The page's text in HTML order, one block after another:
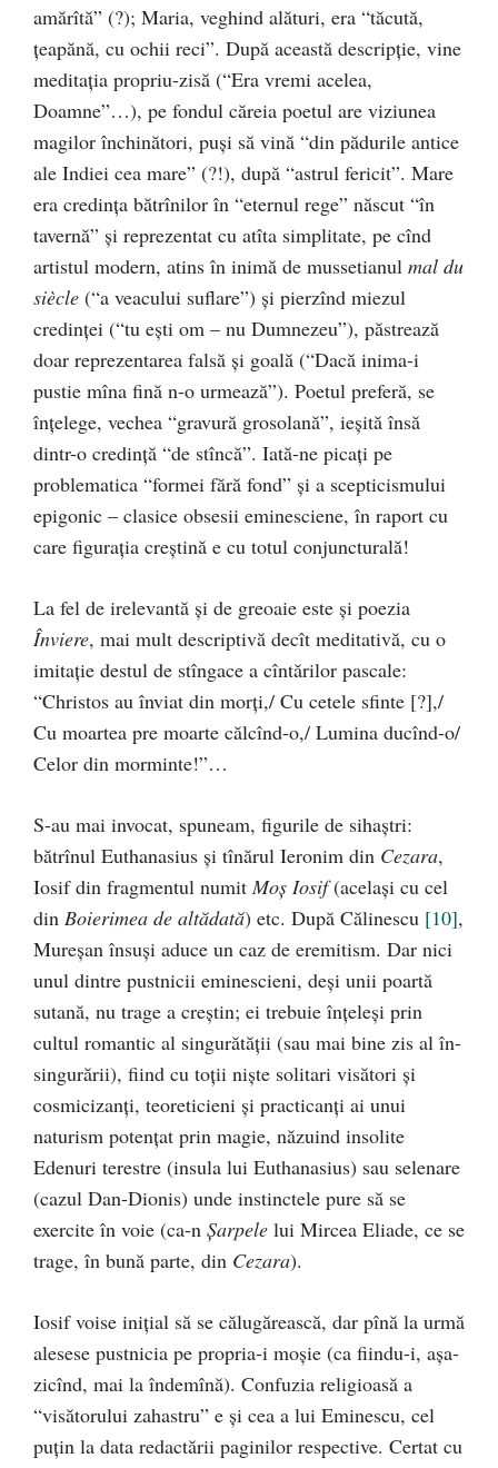
amărîtă” (?); Maria, veghind alături, era “tăcută,
ţeapănă, cu ochii reci”. După această descripţie, vine
meditaţia propriu-zisă (“Era vremi acelea,
Doamne”…), pe fondul căreia poetul are viziunea
magilor închinători, puşi să vină “din pădurile antice
ale Indiei cea mare” (?!), după “astrul fericit”. Mare
era credinţa bătrînilor în “eternul rege” născut “în
tavernă” şi reprezentat cu atîta simplitate, pe cînd
artistul modern, atins în inimă de mussetianul mal du
siècle (“a veacului suflare”) şi pierzînd miezul
credinţei (“tu eşti om – nu Dumnezeu”), păstrează
doar reprezentarea falsă şi goală (“Dacă inima-i
pustie mîna fină n-o urmează”). Poetul preferă, se
înţelege, vechea “gravură grosolană”, ieşită însă
dintr-o credinţă “de stîncă”. Iată-ne picaţi pe
problematica “formei fără fond” şi a scepticismului
epigonic – clasice obsesii eminesciene, în raport cu
care figuraţia creştină e cu totul conjuncturală!
La fel de irelevantă şi de greoaie este şi poezia
Înviere, mai mult descriptivă decît meditativă, cu o
imitaţie destul de stîngace a cîntărilor pascale:
“Christos au înviat din morţi,/ Cu cetele sfinte [?],/
Cu moartea pre moarte călcînd-o,/ Lumina ducînd-o/
Celor din morminte!”…
S-au mai invocat, spuneam, figurile de sihaştri:
bătrînul Euthanasius şi tînărul Ieronim din Cezara,
Iosif din fragmentul numit Moş Iosif(acelaşi cu cel
din Boierimea de altădată) etc. După Călinescu [10],
Mureşan însuşi aduce un caz de eremitism. Dar nici
unul dintre pustnicii eminescieni, deşi unii poartă
sutană, nu trage a creştin; ei trebuie înţeleşi prin
cultul romantic al singurătăţii (sau mai bine zis al în-
singurării), fiind cu toţii nişte solitari visători şi
cosmicizanţi, teoreticieni şi practicanţi ai unui
naturism potenţat prin magie, năzuind insolite
Edenuri terestre (insula lui Euthanasius) sau selenare
(cazul Dan-Dionis) unde instinctele pure să se
exercite în voie (ca-n Şarpele lui Mircea Eliade, ce se
trage, în bună parte, din Cezara).
Iosif voise iniţial să se călugărească, dar pînă la urmă
alesese pustnicia pe propria-i moşie (ca fiindu-i, aşa-
zicînd, mai la îndemînă). Confuzia religioasă a
“visătorului zahastru” e şi cea a lui Eminescu, cel
puţin la data redactării paginilor respective. Certat cu